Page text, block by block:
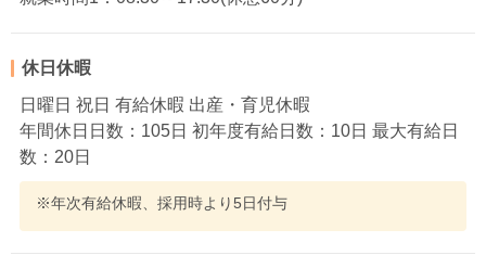
休日休暇
日曜日 祝日 有給休暇 出産・育児休暇
年間休日日数：105日 初年度有給日数：10日 最大有給日
数：20日
※年次有給休暇、採用時より5日付与